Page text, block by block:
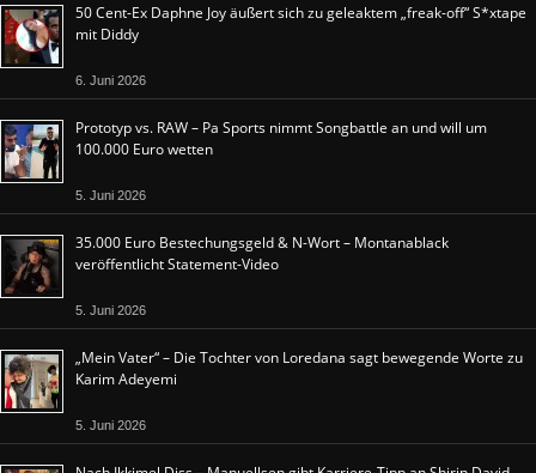
50 Cent-Ex Daphne Joy äußert sich zu geleaktem „freak-off“ S*xtape
mit Diddy
6. Juni 2026
Prototyp vs. RAW – Pa Sports nimmt Songbattle an und will um
100.000 Euro wetten
5. Juni 2026
35.000 Euro Bestechungsgeld & N-Wort – Montanablack
veröffentlicht Statement-Video
5. Juni 2026
„Mein Vater“ – Die Tochter von Loredana sagt bewegende Worte zu
Karim Adeyemi
5. Juni 2026